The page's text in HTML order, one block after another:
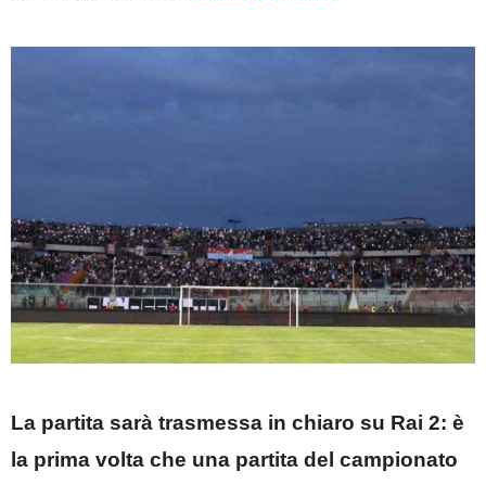
La partita sarà trasmessa in chiaro su Rai 2: è
la prima volta che una partita del campionato